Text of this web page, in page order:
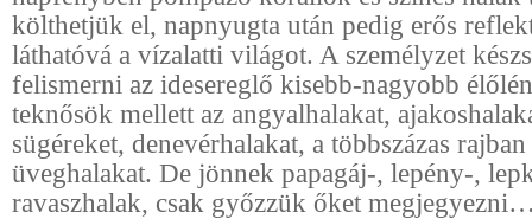
költhetjük el, napnyugta után pedig erős
láthatóvá a vízalatti világot. A személyzet
felismerni az idesereglő kisebb-nagyobb
teknősök mellett az angyalhalakat,
sügéreket, denevérhalakat, a többszázas
üveghalakat. De jönnek papagáj-, lepény-,
ravaszhalak, csak győzzük őket